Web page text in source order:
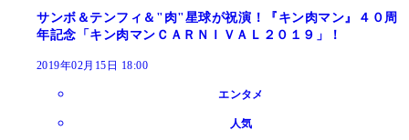
サンボ＆テンフィ＆"肉"星球が祝演！『キン肉マン』４０周
年記念「キン肉マンＣＡＲＮＩＶＡＬ２０１９」！
2019年02月15日 18:00
エンタメ
人気